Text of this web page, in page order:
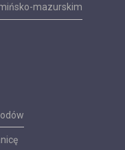
mazurskim